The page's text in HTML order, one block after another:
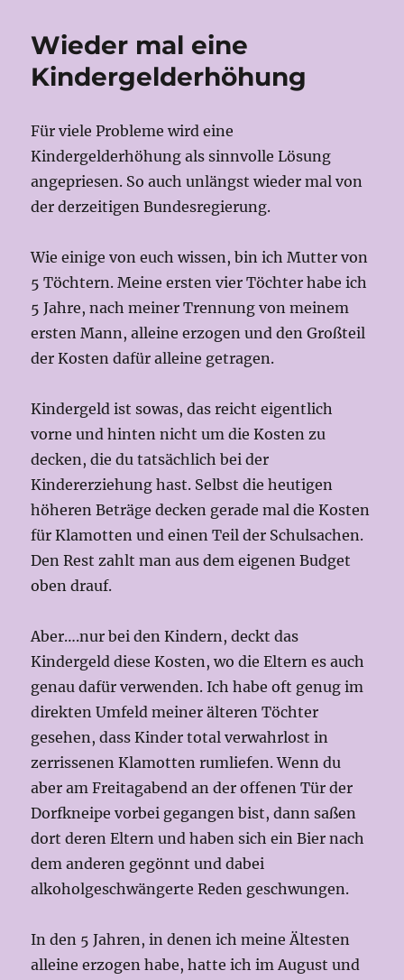
Wieder mal eine
Kindergelderhöhung
Für viele Probleme wird eine
Kindergelderhöhung als sinnvolle Lösung
angepriesen. So auch unlängst wieder mal von
der derzeitigen Bundesregierung.
Wie einige von euch wissen, bin ich Mutter von
5 Töchtern. Meine ersten vier Töchter habe ich
5 Jahre, nach meiner Trennung von meinem
ersten Mann, alleine erzogen und den Großteil
der Kosten dafür alleine getragen.
Kindergeld ist sowas, das reicht eigentlich
vorne und hinten nicht um die Kosten zu
decken, die du tatsächlich bei der
Kindererziehung hast. Selbst die heutigen
höheren Beträge decken gerade mal die Kosten
für Klamotten und einen Teil der Schulsachen.
Den Rest zahlt man aus dem eigenen Budget
oben drauf.
Aber….nur bei den Kindern, deckt das
Kindergeld diese Kosten, wo die Eltern es auch
genau dafür verwenden. Ich habe oft genug im
direkten Umfeld meiner älteren Töchter
gesehen, dass Kinder total verwahrlost in
zerrissenen Klamotten rumliefen. Wenn du
aber am Freitagabend an der offenen Tür der
Dorfkneipe vorbei gegangen bist, dann saßen
dort deren Eltern und haben sich ein Bier nach
dem anderen gegönnt und dabei
alkoholgeschwängerte Reden geschwungen.
In den 5 Jahren, in denen ich meine Ältesten
alleine erzogen habe, hatte ich im August und